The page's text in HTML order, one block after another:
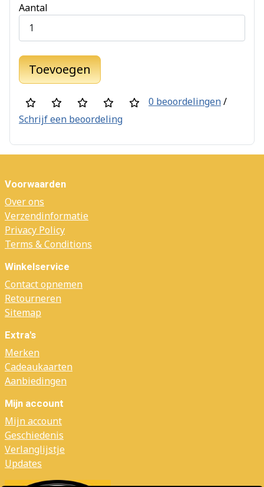
Aantal
Toevoegen
0 beoordelingen/
Schrijf een beoordeling
Voorwaarden
Over ons
Verzendinformatie
Privacy Policy
Terms & Conditions
Winkelservice
Contact opnemen
Retourneren
Sitemap
Extra's
Merken
Cadeaukaarten
Aanbiedingen
Mijn account
Mijn account
Geschiedenis
Verlanglijstje
Updates